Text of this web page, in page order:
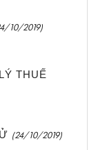
10/2019)
THUẾ
(24/10/2019)